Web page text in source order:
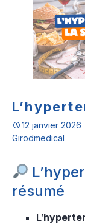
12 janvier 2026
Girodmedical
résumé
L’